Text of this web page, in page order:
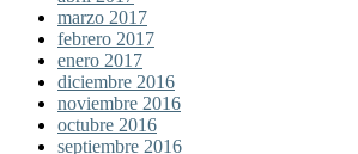
marzo 2017
febrero 2017
enero 2017
diciembre 2016
noviembre 2016
octubre 2016
septiembre 2016